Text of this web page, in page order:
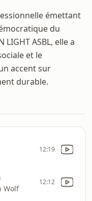
émettant
du
LIGHT ASBL, elle a
et le
accent sur
durable.
12:19
Wolf
12:12